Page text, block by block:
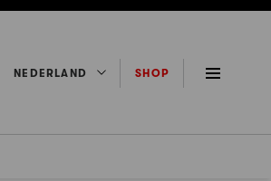
NEDERLAND SHOP